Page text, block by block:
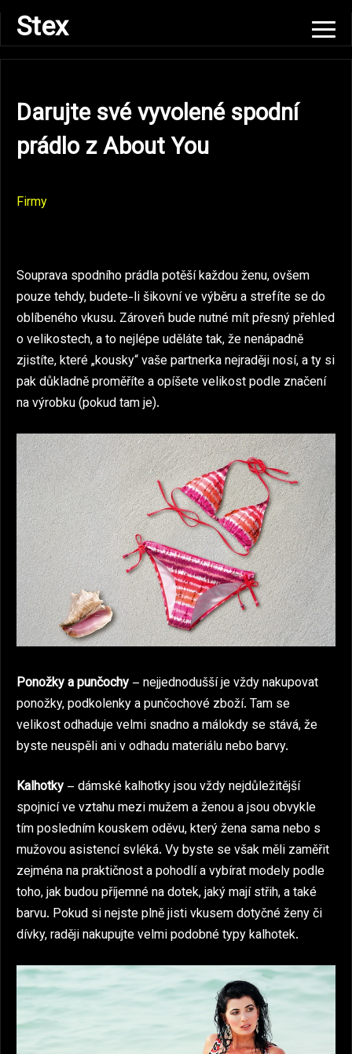
Skip
content
Stex
Darujte své vyvolené spodní
prádlo z About You
Firmy
Souprava spodního prádla potěší každou ženu, ovšem
pouze tehdy, budete-li šikovní ve výběru a strefíte se do
oblíbeného vkusu. Zároveň bude nutné mít přesný přehled
o velikostech, a to nejlépe uděláte tak, že nenápadně
zjistíte, které „kousky“ vaše partnerka nejraději nosí, a ty si
pak důkladně proměříte a opíšete velikost podle značení
na výrobku (pokud tam je).
Ponožky a punčochy – nejjednodušší je vždy nakupovat
ponožky, podkolenky a punčochové zboží. Tam se
velikost odhaduje velmi snadno a málokdy se stává, že
byste neuspěli ani v odhadu materiálu nebo barvy.
Kalhotky – dámské kalhotky jsou vždy nejdůležitější
spojnicí ve vztahu mezi mužem a ženou a jsou obvykle
tím posledním kouskem oděvu, který žena sama nebo s
mužovou asistencí svléká. Vy byste se však měli zaměřit
zejména na praktičnost a pohodlí a vybírat modely podle
toho, jak budou příjemné na dotek, jaký mají střih, a také
barvu. Pokud si nejste plně jisti vkusem dotyčné ženy či
dívky, raději nakupujte velmi podobné typy kalhotek.